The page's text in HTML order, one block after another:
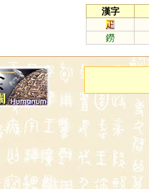
漢字
疋
鐒